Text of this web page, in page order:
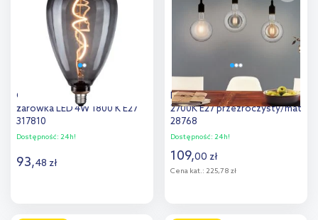
porównania porównania
Goldlux DecoVintage
żarówka LED 4W 1800 K E27
317810
Dostępność: 24h!
93,48 zł
Paulmann żarówka LED 1x4W
2700K E27 przezroczysty/mat
28768
Dostępność: 24h!
109,00 zł
Cena kat.: 225,78 zł